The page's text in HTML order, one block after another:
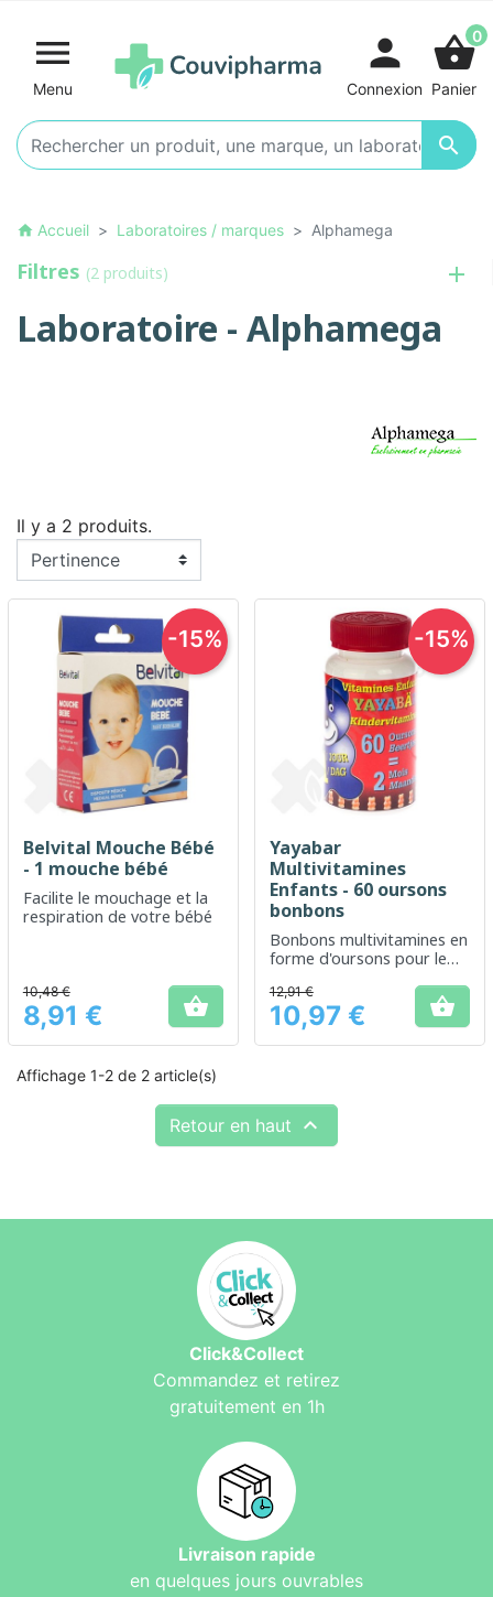

Menu

person
Connexion
shopping_basket0
Panier
home Accueil Laboratoires / marques Alphamega
Filtres (2 produits)
Laboratoire - Alphamega
Il y a 2 produits.
Belvital Mouche Bébé
- 1 mouche bébé
Facilite le mouchage et la
respiration de votre bébé
Prix
10,48 €
8,91 € 
-15%
Yayabar
Multivitamines
Enfants - 60 oursons
bonbons
Bonbons multivitamines en
forme d'oursons pour le
enfants
Prix
12,91 €
10,97 € 
-15%
Affichage 1-2 de 2 article(s)
Retour en haut 
Click&Collect
Commandez et retirez
gratuitement en 1h
Livraison rapide
en quelques jours ouvrables